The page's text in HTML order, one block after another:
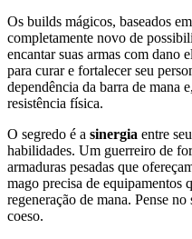
Os builds mágicos, baseados
completamente novo de
encantar suas armas com dano
para curar e fortalecer seu
dependência da barra de mana
resistência física.
O segredo é a sinergia entre
habilidades. Um guerreiro de
armaduras pesadas que
mago precisa de equipamentos
regeneração de mana. Pense
coeso.